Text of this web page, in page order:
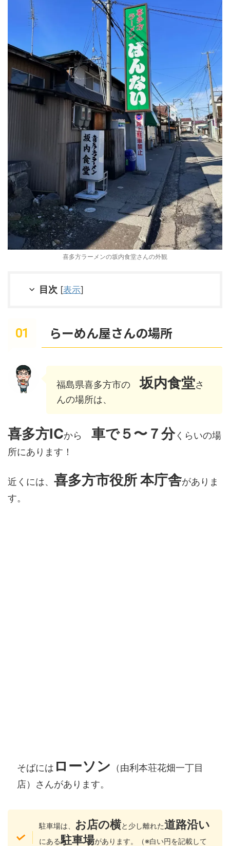
喜多方ラーメンの坂内食堂さんの外観
目次 [表示]
らーめん屋さんの場所
福島県喜多方市の坂内食堂さ
んの場所は、
喜多方ICから 車で５〜７分くらいの場
所にあります！
近くには、 喜多方市役所 本庁舎がありま
す。
そばには ローソン （由利本荘花畑一丁目
店）さんがあります。
駐車場は、 お店の横と少し離れた道路沿い
にある駐車場があります。（※白い円を記載して